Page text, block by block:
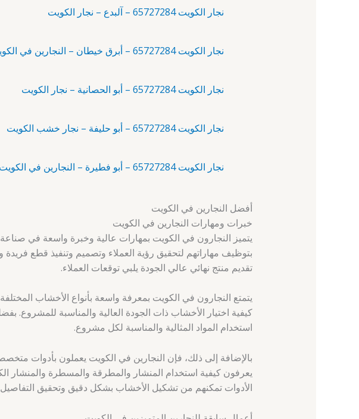
نجار الكويت 65727284 – آلبدع – نجار الكويت
نجار الكويت 65727284 – أبرق خيطان – النجارين في الكويت
نجار الكويت 65727284 – أبو الحصانية – نجار الكويت
نجار الكويت 65727284 – أبو حليفة – نجار خشب الكويت
نجار الكويت 65727284 – أبو فطيرة – النجارين في الكويت
أفضل النجارين في الكويت
خبرات ومهارات النجارين في الكويت
يتميز النجارون في الكويت بمهارات عالية وخبرة واسعة في
بتوظيف مهاراتهم لتحقيق رؤية العملاء وتصميم وتنفيذ قطع
تقديم منتج نهائي عالي الجودة يلبي توقعات العملاء.
يتمتع النجارون في الكويت بمعرفة واسعة بأنواع الأخشاب
كيفية اختيار الأخشاب ذات الجودة العالية والمناسبة للمشروع.
استخدام المواد المثالية والمناسبة لكل مشروع.
بالإضافة إلى ذلك، فإن النجارين في الكويت يعملون بأدوات
يعرفون كيفية استخدام المنشار والمطرقة والمسطرة والمنشار
الأدوات تمكنهم من تشكيل الأخشاب بشكل دقيق وتحقيق التفاصيل